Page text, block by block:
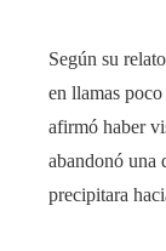
Según su
en llamas
afirmó haber
abandonó una
precipitara